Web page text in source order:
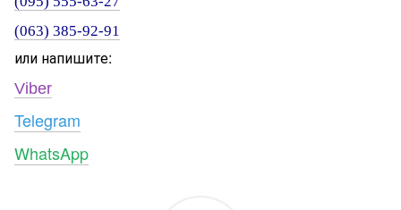
(063) 385-92-91
или напишите:
Viber
Telegram
WhatsApp